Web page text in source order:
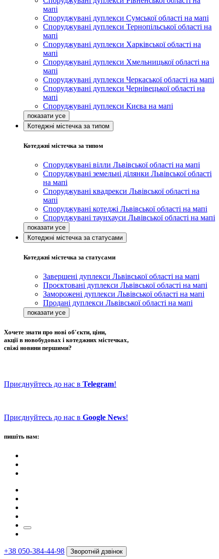
мапі
Споруджувані дуплекси Сумської області на мапі
Споруджувані дуплекси Тернопільської області на
мапі
Споруджувані дуплекси Харківської області на
мапі
Споруджувані дуплекси Хмельницької області на
мапі
Споруджувані дуплекси Черкаської області на мапі
Споруджувані дуплекси Чернівецької області на
мапі
Споруджувані дуплекси Києва на мапі
Котеджні містечка за типом
Котеджні містечка за типом
Споруджувані вілли Львівської області на мапі
Споруджувані земельні ділянки Львівської області
на мапі
Споруджувані квадрекси Львівської області на
мапі
Споруджувані котеджі Львівської області на мапі
Споруджувані таунхауси Львівської області на мапі
Котеджні містечка за статусами
Котеджні містечка за статусами
Завершені дуплекси Львівської області на мапі
Проєктовані дуплекси Львівської області на мапі
Заморожені дуплекси Львівської області на мапі
Продані дуплекси Львівської області на мапі
Хочете знати про нові об'єкти, ціни,
акції в новобудовах і котеджних містечках,
свіжі новини першими?
Приєднуйтесь до нас в Telegram!
Приєднуйтесь до нас в Google News!
пишіть нам:
+38 050-384-44-98 Зворотній дзвінок